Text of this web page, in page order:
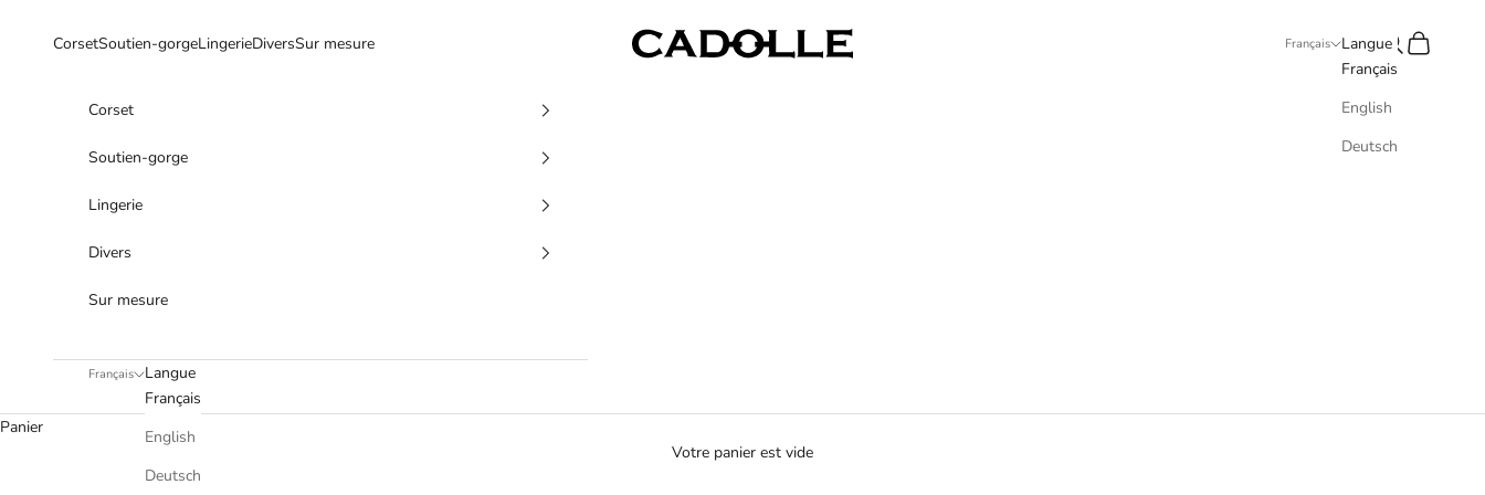
Cadolle
CorsetSoutien-gorgeLingerieDiversSur mesure Français
Langue
Français
English
Deutsch
Recherche
Panier
Corset
Soutien-gorge
Lingerie
Divers
Sur mesure
Français
Langue
Français
English
Deutsch
Panier
Votre panier est vide